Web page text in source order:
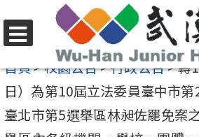
至
要
內
容
選
單
首頁>校園公告>行政公告>轉
日）為第10屆立法委員臺中市第
臺北市第5選舉區林昶佐罷免案